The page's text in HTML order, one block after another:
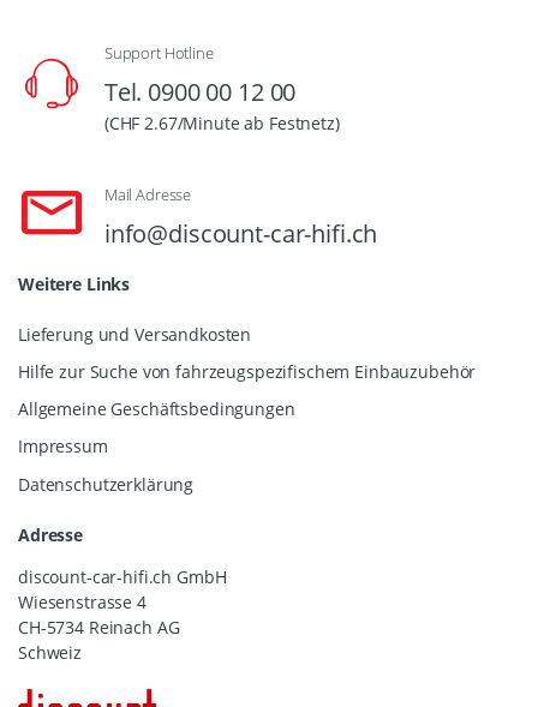
Support Hotline
Tel. 0900 00 12 00
(CHF 2.67/Minute ab Festnetz)
Mail Adresse
info@discount-car-hifi.ch
Weitere Links
Lieferung und Versandkosten
Hilfe zur Suche von fahrzeugspezifischem Einbauzubehör
Allgemeine Geschäftsbedingungen
Impressum
Datenschutzerklärung
Adresse
discount-car-hifi.ch GmbH
Wiesenstrasse 4
CH-5734 Reinach AG
Schweiz